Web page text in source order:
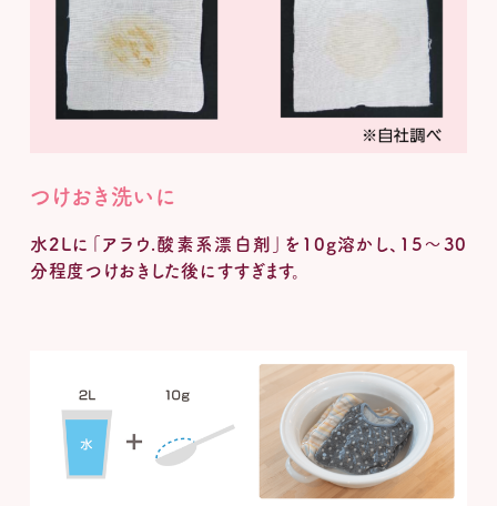
つけおき洗いに
水2Lに「アラウ.酸素系漂白剤」を10g溶かし、15～30
分程度つけおきした後にすすぎます。